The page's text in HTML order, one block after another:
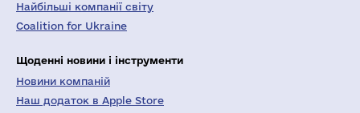
Найбільші компанії світу
Coalition for Ukraine
Щоденні новини і інструменти
Новини компаній
Наш додаток в Apple Store